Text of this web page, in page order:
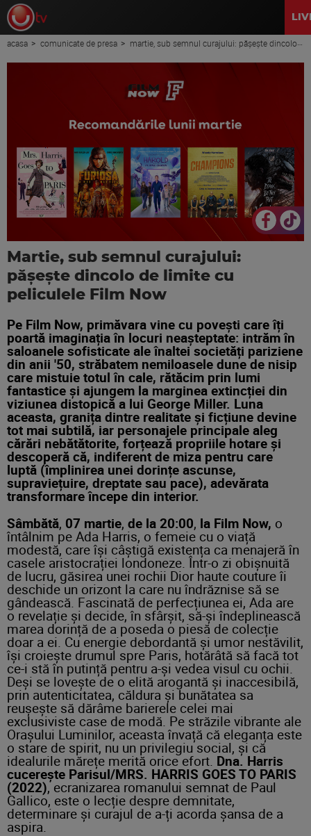
acasa comunicate de presa martie, sub semnul curajului: pășește dincolo de limite cu peliculele film now
Martie, sub semnul curajului:
pășește dincolo de limite cu
peliculele Film Now
Pe Film Now, primăvara vine cu povești care îți
poartă imaginația în locuri neașteptate: intrăm în
saloanele sofisticate ale înaltei societăți pariziene
din anii '50, străbatem nemiloasele dune de nisip
care mistuie totul în cale, rătăcim prin lumi
fantastice și ajungem la marginea extincției din
viziunea distopică a lui George Miller. Luna
aceasta, granița dintre realitate și ficțiune devine
tot mai subtilă, iar personajele principale aleg
cărări nebătătorite, forțează propriile hotare și
descoperă că, indiferent de miza pentru care
luptă (împlinirea unei dorințe ascunse,
supraviețuire, dreptate sau pace), adevărata
transformare începe din interior.
Sâmbătă, 07 martie, de la 20:00, la Film Now, o
întâlnim pe Ada Harris, o femeie cu o viață
modestă, care își câștigă existența ca menajeră în
casele aristocrației londoneze. Într-o zi obișnuită
de lucru, găsirea unei rochii Dior haute couture îi
deschide un orizont la care nu îndrăznise să se
gândească. Fascinată de perfecțiunea ei, Ada are
o revelație și decide, în sfârșit, să-și îndeplinească
marea dorință de a poseda o piesă de colecție
doar a ei. Cu energie debordantă și umor nestăvilit,
își croiește drumul spre Paris, hotărâtă să facă tot
ce-i stă în putință pentru a-și vedea visul cu ochii.
Deși se lovește de o elită arogantă și inaccesibilă,
prin autenticitatea, căldura și bunătatea sa
reușește să dărâme barierele celei mai
exclusiviste case de modă. Pe străzile vibrante ale
Orașului Luminilor, aceasta învață că eleganța este
o stare de spirit, nu un privilegiu social, și că
idealurile mărețe merită orice efort. Dna. Harris
cucerește Parisul/MRS. HARRIS GOES TO PARIS
(2022), ecranizarea romanului semnat de Paul
Gallico, este o lecție despre demnitate,
determinare și curajul de a-ți acorda șansa de a
aspira.